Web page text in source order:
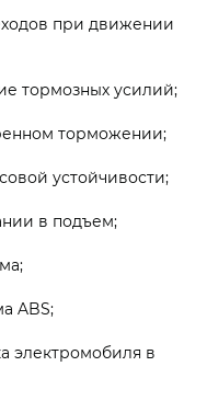
при движении
тормозных усилий;
торможении;
устойчивости;
в подъем;
ABS;
электромобиля в